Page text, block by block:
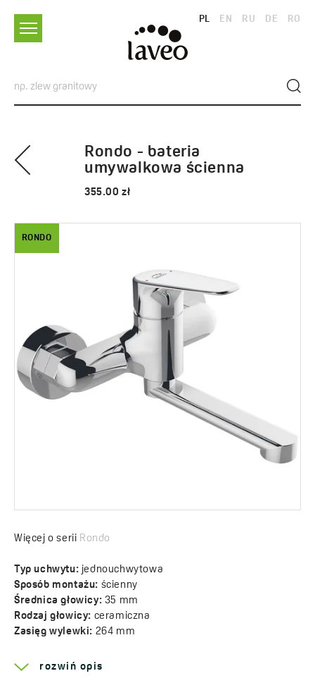
PL EN RU DE RO
Rondo - bateria
umywalkowa ścienna
355.00 zł
RONDO
Więcej o serii Rondo
Typ uchwytu: jednouchwytowa
Sposób montażu: ścienny
Średnica głowicy: 35 mm
Rodzaj głowicy: ceramiczna
Zasięg wylewki: 264 mm
EAN:5907791127679
rozwiń opis